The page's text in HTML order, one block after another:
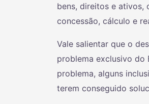
bens, direitos e ativos,
concessão, cálculo e
Vale salientar que o
problema exclusivo do
problema, alguns
terem conseguido